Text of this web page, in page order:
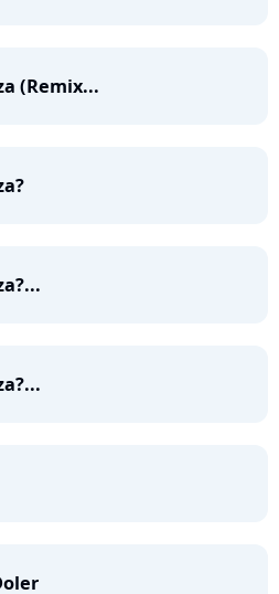
(Remix...